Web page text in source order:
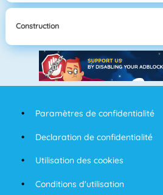
Construction
Paramètres de confidentialité
Declaration de confidentialité
Utilisation des cookies
Conditions d'utilisation